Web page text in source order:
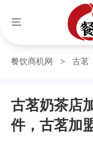
餐饮商机网 > 古茗
古茗奶茶店
件，古茗加